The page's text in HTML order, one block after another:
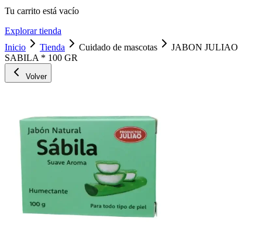
Tu carrito está vacío
Explorar tienda
Inicio
Tienda Cuidado de mascotas
JABON JULIAO
SABILA * 100 GR
Volver